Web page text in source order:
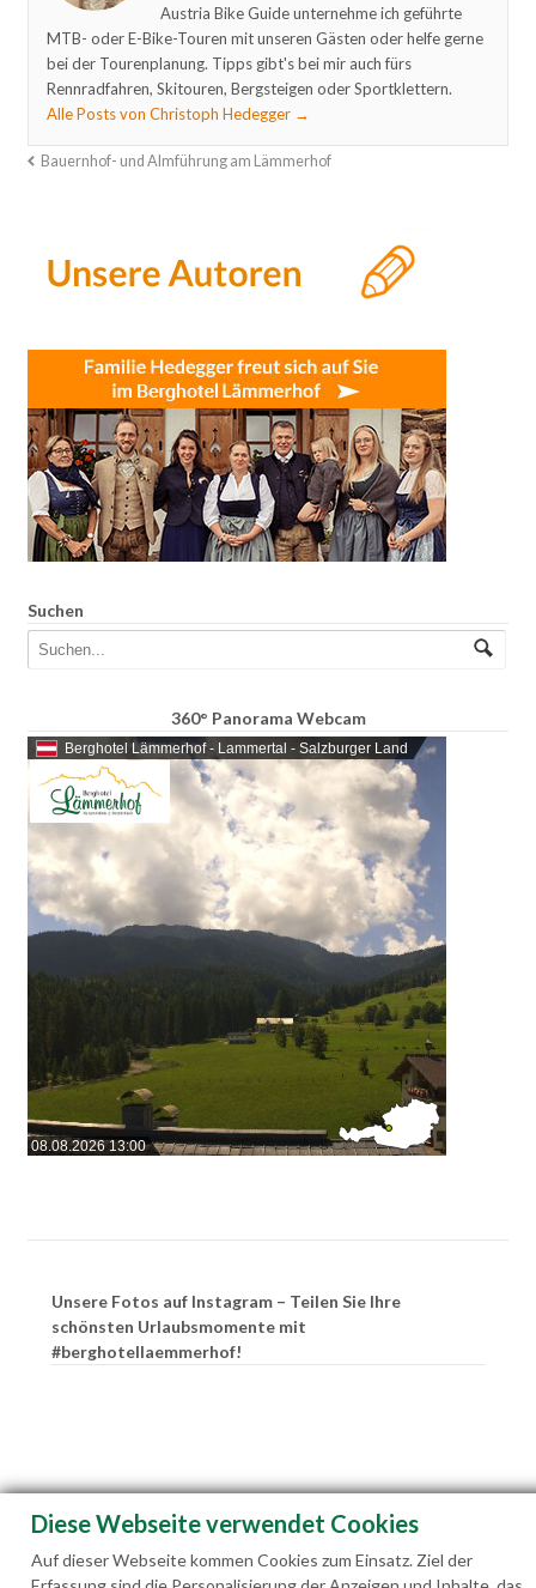
Austria Bike Guide unternehme ich geführte
MTB- oder E-Bike-Touren mit unseren Gästen oder helfe gerne
bei der Tourenplanung. Tipps gibt's bei mir auch fürs
Rennradfahren, Skitouren, Bergsteigen oder Sportklettern.
Alle Posts von Christoph Hedegger →
Bauernhof- und Almführung am Lämmerhof
Suchen
360° Panorama Webcam
Berghotel Lämmerhof - Lammertal - Salzburger Land
08.08.2026 13:00
Unsere Fotos auf Instagram – Teilen Sie Ihre
schönsten Urlaubsmomente mit
#berghotellaemmerhof!
Diese Webseite verwendet Cookies
Auf dieser Webseite kommen Cookies zum Einsatz. Ziel der